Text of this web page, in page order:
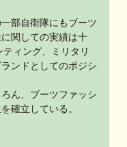
部自衛隊にもブーツ
関しての実績は十
ィング、ミリタリ
ンドとしてのポジシ
ん、ブーツファッシ
確立している。